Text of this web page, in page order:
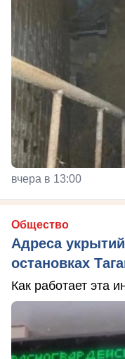
вчера в 13:00
Общество
Адреса
остановках
Как работает эта